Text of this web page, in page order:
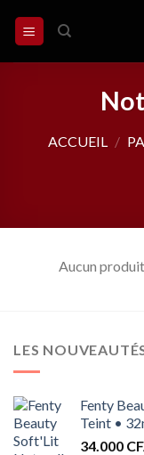
ACCUEIL /
Aucun
LES
Fenty
Teint •
34.000